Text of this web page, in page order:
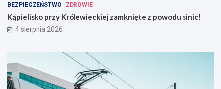
BEZPIECZEŃSTWO ZDROWIE
Kąpielisko przy Królewieckiej zamknięte z powodu sinic!
4 sierpnia 2026